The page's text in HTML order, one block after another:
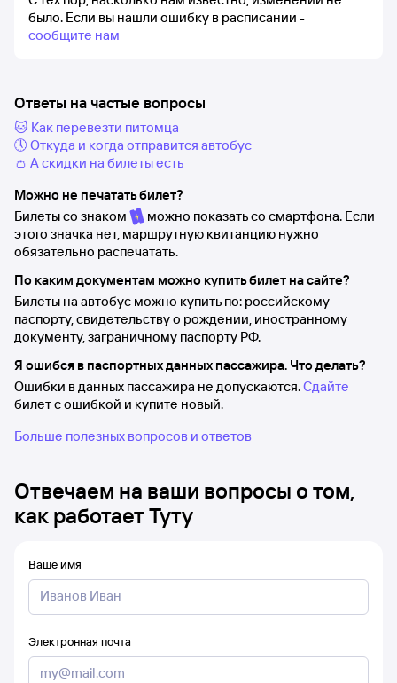
было. Если вы нашли ошибку в расписании -
сообщите нам
Ответы на частые вопросы
🐱 Как перевезти питомца
🕔 Откуда и когда отправится автобус
👛 А скидки на билеты есть
Можно не печатать билет?
Билеты со знаком
можно показать со смартфона. Если
этого значка нет, маршрутную квитанцию нужно
обязательно распечатать.
По каким документам можно купить билет на сайте?
Билеты на автобус можно купить по: российскому
паспорту, свидетельству о рождении, иностранному
документу, заграничному паспорту РФ.
Я ошибся в паспортных данных пассажира. Что делать?
Ошибки в данных пассажира не допускаются.Сдайте
билет с ошибкой и купите новый.
Больше полезных вопросов и ответов
Отвечаем на ваши вопросы о том,
как работает Туту
Ваше имя
Электронная почта